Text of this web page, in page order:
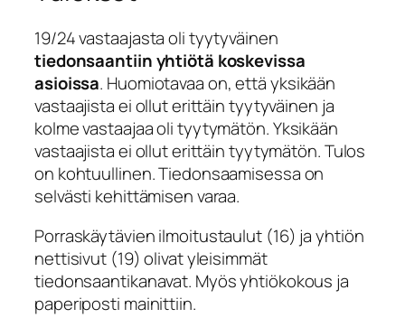
19/24 vastaajasta oli tyytyväinen
tiedonsaantiin yhtiötä koskevissa
asioissa. Huomiotavaa on, että yksikään
vastaajista ei ollut erittäin tyytyväinen ja
kolme vastaajaa oli tyytymätön. Yksikään
vastaajista ei ollut erittäin tyytymätön. Tulos
on kohtuullinen. Tiedonsaamisessa on
selvästi kehittämisen varaa.
Porraskäytävien ilmoitustaulut (16) ja yhtiön
nettisivut (19) olivat yleisimmät
tiedonsaantikanavat. Myös yhtiökokous ja
paperiposti mainittiin.